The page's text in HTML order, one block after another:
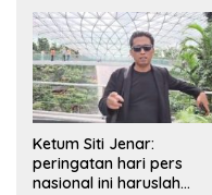
Ketum Siti Jenar:
peringatan hari pers
nasional ini haruslah